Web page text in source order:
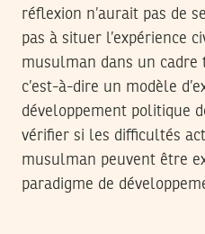
réflexion n’aurait pas de
pas à situer l’expérience
musulman dans un cadre
c’est-à-dire un modèle
développement politique
vérifier si les difficultés
musulman peuvent être
paradigme de